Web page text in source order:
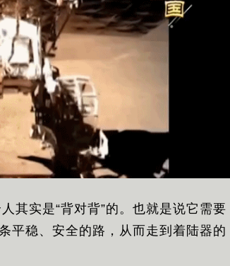
其实是“背对背”的。也就是说它需要
平稳、安全的路，从而走到着陆器的